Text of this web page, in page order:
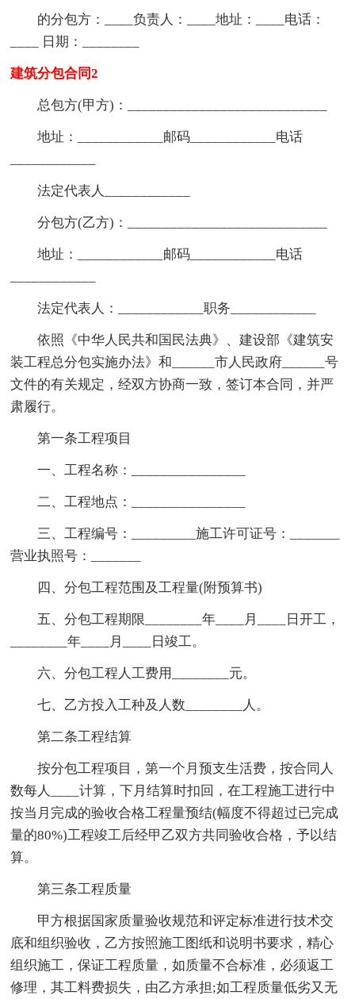
的分包方：____负责人：____地址：____电话：
____ 日期：________
建筑分包合同2
总包方(甲方)：____________________________
地址：____________邮码____________电话
法定代表人____________
分包方(乙方)：____________________________
地址：____________邮码____________电话
法定代表人：____________职务____________
依照《中华人民共和国民法典》、建设部《建筑安
装工程总分包实施办法》和______市人民政府______号
文件的有关规定，经双方协商一致，签订本合同，并严
肃履行。
第一条工程项目
一、工程名称：________________
二、工程地点：________________
三、工程编号：_________施工许可证号：_______
营业执照号：_______
四、分包工程范围及工程量(附预算书)
五、分包工程期限________年____月____日开工，
________年____月____日竣工。
六、分包工程人工费用________元。
七、乙方投入工种及人数________人。
第二条工程结算
按分包工程项目，第一个月预支生活费，按合同人
数每人____计算，下月结算时扣回，在工程施工进行中
按当月完成的验收合格工程量预结(幅度不得超过已完成
量的80%)工程竣工后经甲乙双方共同验收合格，予以结
算。
第三条工程质量
甲方根据国家质量验收规范和评定标准进行技术交
底和组织验收，乙方按照施工图纸和说明书要求，精心
组织施工，保证工程质量，如质量不合标准，必须返工
修理，其工料费损失，由乙方承担;如工程质量低劣又无